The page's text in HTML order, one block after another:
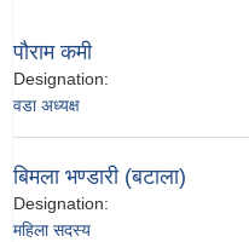
पौराम कमी
Designation:
वडा अध्यक्ष
बिमला भण्डारी (बटाला)
Designation:
महिला सदस्य